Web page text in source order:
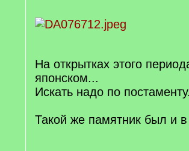
На открытках этого
японском...
Искать надо по
Такой же памятник был и